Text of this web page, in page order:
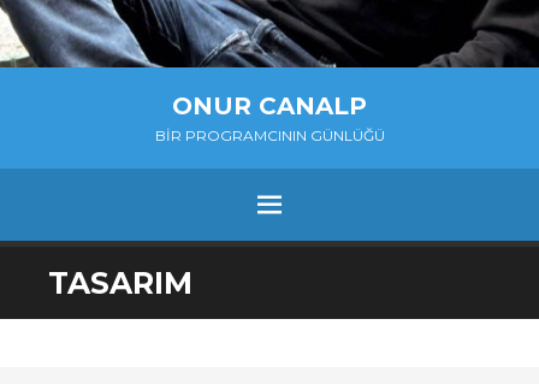
ONUR CANALP
BIR PROGRAMCININ GÜNLÜĞÜ
MENU
SKIP
TO
TASARIM